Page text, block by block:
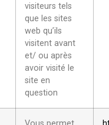
visiteurs tels
que les sites
web qu’ils
visitent avant
et/ ou après
avoir visité le
site en
question